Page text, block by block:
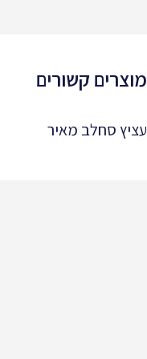
מוצרים קשורים
עציץ סחלב מאיר